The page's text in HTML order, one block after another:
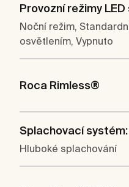
Provozní režimy LED
Noční režim,
osvětlením, Vypnuto
Roca Rimless®
Splachovací systém:
Hluboké splachování